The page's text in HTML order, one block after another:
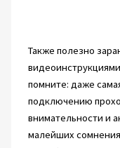
Также полезно
помните: даже
подключению
внимательности и
малейших